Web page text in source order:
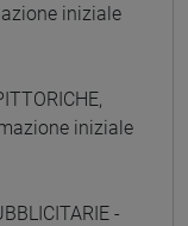
iniziale
iniziale
-